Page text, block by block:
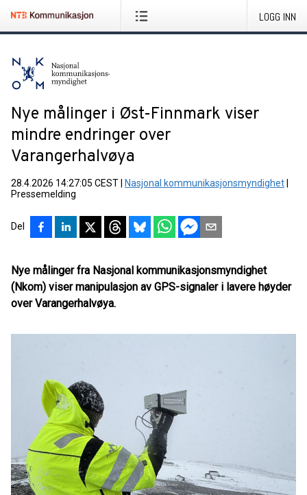
LOGG INN
Nye målinger i Øst-Finnmark viser
mindre endringer over
Varangerhalvøya
28.4.2026 14:27:05 CEST Nasjonal kommunikasjonsmyndighet
Pressemelding
Del
Nye målinger fra Nasjonal kommunikasjonsmyndighet
(Nkom) viser manipulasjon av GPS-signaler i lavere høyder
over Varangerhalvøya.